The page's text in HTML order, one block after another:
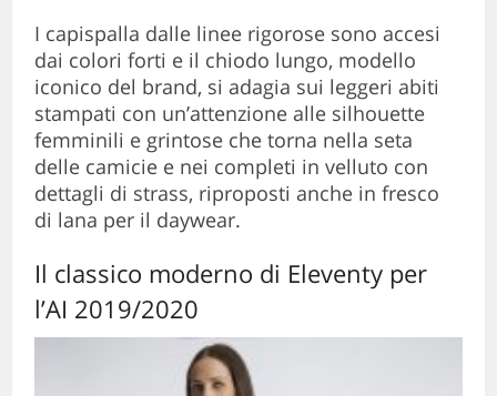
I capispalla dalle linee rigorose sono accesi
dai colori forti e il chiodo lungo, modello
iconico del brand, si adagia sui leggeri abiti
stampati con un’attenzione alle silhouette
femminili e grintose che torna nella seta
delle camicie e nei completi in velluto con
dettagli di strass, riproposti anche in fresco
di lana per il daywear.
Il classico moderno di Eleventy per
l’AI 2019/2020